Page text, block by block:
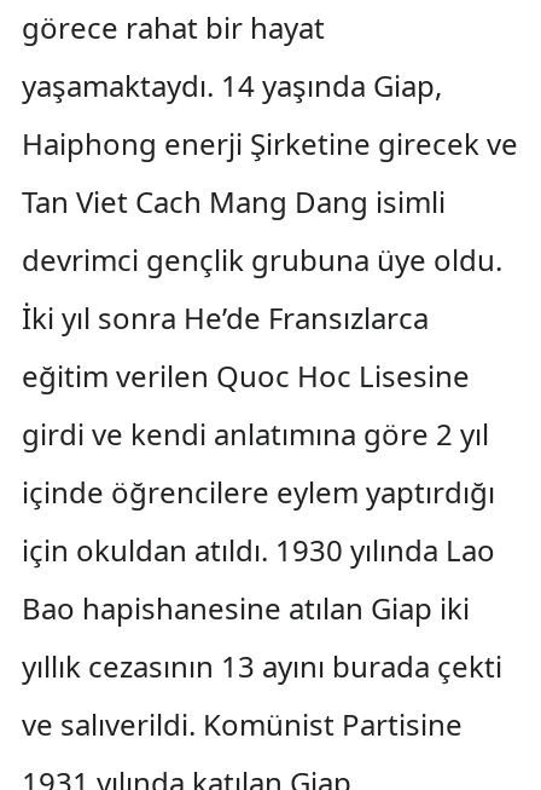
görece rahat bir hayat
yaşamaktaydı. 14 yaşında Giap,
Haiphong enerji Şirketine girecek ve
Tan Viet Cach Mang Dang isimli
devrimci gençlik grubuna üye oldu.
İki yıl sonra He’de Fransızlarca
eğitim verilen Quoc Hoc Lisesine
girdi ve kendi anlatımına göre 2 yıl
içinde öğrencilere eylem yaptırdığı
için okuldan atıldı. 1930 yılında Lao
Bao hapishanesine atılan Giap iki
yıllık cezasının 13 ayını burada çekti
ve salıverildi. Komünist Partisine